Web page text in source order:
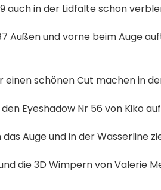
auch in der Lidfalte schön
Außen und vorne beim Auge
schönen Cut machen in
Eyeshadow Nr 56 von Kiko
Auge und in der Wasserline
die 3D Wimpern von Valerie